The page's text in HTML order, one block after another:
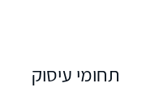
תחומי עיסוק